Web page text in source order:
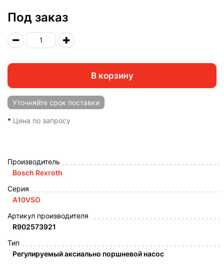
Под заказ
В корзину
Уточняйте срок поставки
* Цена по запросу
Производитель
Bosch Rexroth
Серия
A10VSO
Артикул производителя
R902573921
Тип
Регулируемый аксиально поршневой насос